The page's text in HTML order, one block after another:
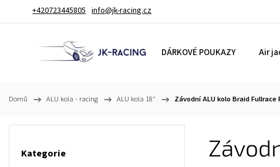
+420723445805 info@jk-racing.cz
DÁRKOVÉ POUKAZY Air
Domů / ALU kola - racing / ALU kola 18" / Závodní ALU kolo Braid Fullrace
Kategorie